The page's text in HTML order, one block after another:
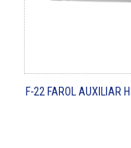
F-22FAROL AUXILIAR